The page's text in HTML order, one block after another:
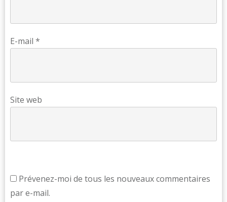
E-mail *
Site web
Prévenez-moi de tous les nouveaux commentaires
par e-mail.